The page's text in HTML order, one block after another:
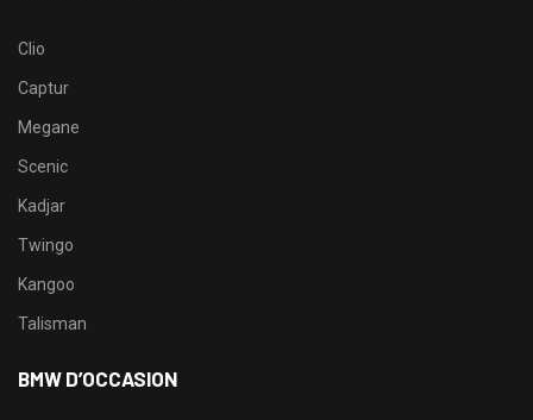
Clio
Captur
Megane
Scenic
Kadjar
Twingo
Kangoo
Talisman
BMW D’OCCASION